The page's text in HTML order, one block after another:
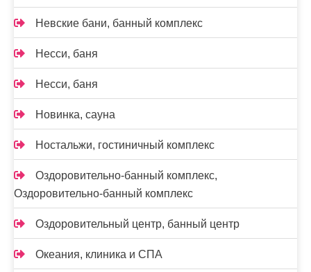
Невские бани, банный комплекс
Несси, баня
Несси, баня
Новинка, сауна
Ностальжи, гостиничный комплекс
Оздоровительно-банный комплекс,
Оздоровительно-банный комплекс
Оздоровительный центр, банный центр
Океания, клиника и СПА